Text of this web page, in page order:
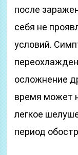
после
себя не
условий.
осложнение
время может
легкое
период